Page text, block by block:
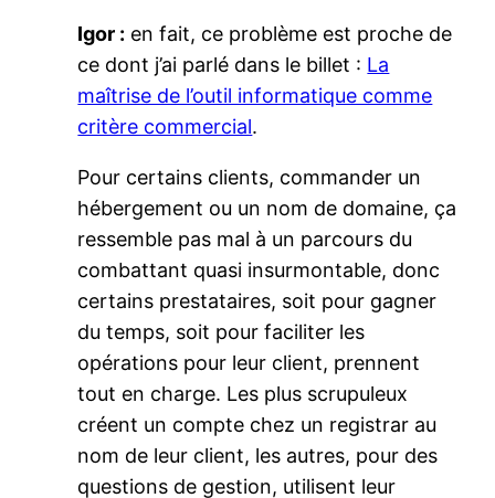
Igor : en fait, ce problème est proche de
ce dont j’ai parlé dans le billet : La
maîtrise de l’outil informatique comme
critère commercial.
Pour certains clients, commander un
hébergement ou un nom de domaine, ça
ressemble pas mal à un parcours du
combattant quasi insurmontable, donc
certains prestataires, soit pour gagner
du temps, soit pour faciliter les
opérations pour leur client, prennent
tout en charge. Les plus scrupuleux
créent un compte chez un registrar au
nom de leur client, les autres, pour des
questions de gestion, utilisent leur